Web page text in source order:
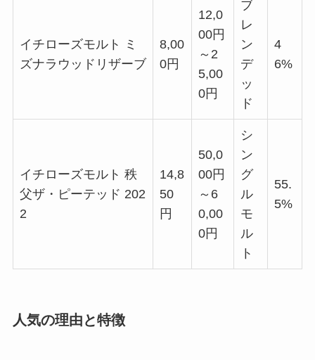
イチローズモルト ミ
ズナラウッドリザーブ
8,00
0円
12,0
00円
～2
5,00
0円
ブ
レ
ン
デ
ッ
ド
4
6%
イチローズモルト 秩
父ザ・ピーテッド 202
2
14,8
50
円
50,0
00円
～6
0,00
0円
シ
ン
グ
ル
モ
ル
ト
55.
5%
人気の理由と特徴